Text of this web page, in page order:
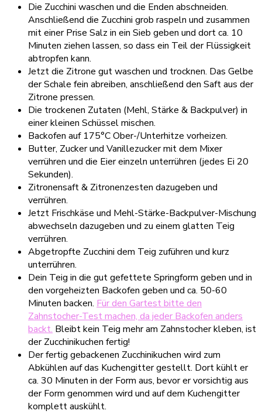
Die Zucchini waschen und die Enden abschneiden.
Anschließend die Zucchini grob raspeln und zusammen
mit einer Prise Salz in ein Sieb geben und dort ca. 10
Minuten ziehen lassen, so dass ein Teil der Flüssigkeit
abtropfen kann.
Jetzt die Zitrone gut waschen und trocknen. Das Gelbe
der Schale fein abreiben, anschließend den Saft aus der
Zitrone pressen.
Die trockenen Zutaten (Mehl, Stärke & Backpulver) in
einer kleinen Schüssel mischen.
Backofen auf 175°C Ober-/Unterhitze vorheizen.
Butter, Zucker und Vanillezucker mit dem Mixer
verrühren und die Eier einzeln unterrühren (jedes Ei 20
Sekunden).
Zitronensaft & Zitronenzesten dazugeben und
verrühren.
Jetzt Frischkäse und Mehl-Stärke-Backpulver-Mischung
abwechseln dazugeben und zu einem glatten Teig
verrühren.
Abgetropfte Zucchini dem Teig zuführen und kurz
unterrühren.
Dein Teig in die gut gefettete Springform geben und in
den vorgeheizten Backofen geben und ca. 50-60
Minuten backen. Für den Gartest bitte den
Zahnstocher-Test machen, da jeder Backofen anders
backt. Bleibt kein Teig mehr am Zahnstocher kleben, ist
der Zucchinikuchen fertig!
Der fertig gebackenen Zucchinikuchen wird zum
Abkühlen auf das Kuchengitter gestellt. Dort kühlt er
ca. 30 Minuten in der Form aus, bevor er vorsichtig aus
der Form genommen wird und auf dem Kuchengitter
komplett auskühlt.